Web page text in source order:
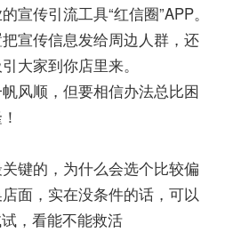
宣传引流工具“红信圈”APP。
宣传信息发给周边人群，还
大家到你店里来。
风顺，但要相信办法总比困
键的，为什么会选个比较偏
面，实在没条件的话，可以
，看能不能救活